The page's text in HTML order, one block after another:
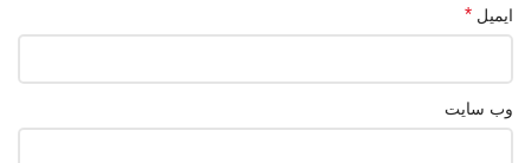
ایمیل *
وب‌ سایت